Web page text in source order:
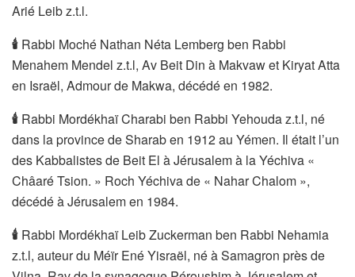
Arié Leib z.t.l.
🕯 Rabbi Moché Nathan Néta Lemberg ben Rabbi
Menahem Mendel z.t.l, Av Beit Din à Makvaw et Kiryat Atta
en Israël, Admour de Makwa, décédé en 1982.
🕯 Rabbi Mordékhaï Charabi ben Rabbi Yehouda z.t.l, né
dans la province de Sharab en 1912 au Yémen. Il était l’un
des Kabbalistes de Beit El à Jérusalem à la Yéchiva «
Châaré Tsion. » Roch Yéchiva de « Nahar Chalom »,
décédé à Jérusalem en 1984.
🕯 Rabbi Mordékhaï Leib Zuckerman ben Rabbi Nehamia
z.t.l, auteur du Méïr Ené Yisraël, né à Samagron près de